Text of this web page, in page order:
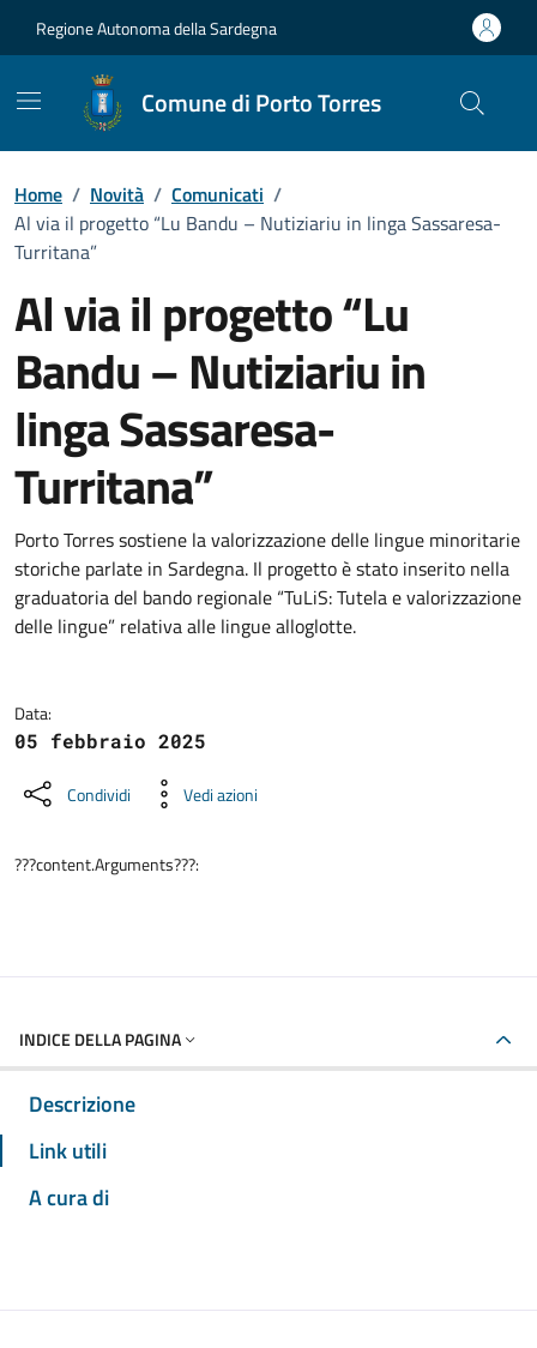
Regione Autonoma della Sardegna
Comune di Porto Torres
Home / Novità / Comunicati /
Al via il progetto “Lu Bandu – Nutiziariu in linga Sassaresa-
Turritana”
Al via il progetto “Lu
Bandu – Nutiziariu in
linga Sassaresa-
Turritana”
Dettagli della notizia
Porto Torres sostiene la valorizzazione delle lingue minoritarie
storiche parlate in Sardegna. Il progetto è stato inserito nella
graduatoria del bando regionale “TuLiS: Tutela e valorizzazione
delle lingue” relativa alle lingue alloglotte.
Data:
05 febbraio 2025
Condividi Vedi azioni
???content.Arguments???:
INDICE DELLA PAGINA
Descrizione
Link utili
A cura di